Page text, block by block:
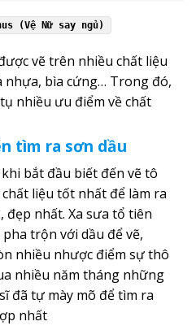
(Vệ Nữ say ngủ)
vẽ trên nhiều chất liệu
bìa cứng… Trong đó,
nhiều ưu điểm về chất
tìm ra sơn dầu
bắt đầu biết đến vẽ tô
liệu tốt nhất để làm ra
đẹp nhất. Xa sưa tổ tiên
trộn với dầu để vẽ,
nhiều nhược điểm sự thô
nhiều năm tháng những
đã tự mày mõ để tìm ra
nhất